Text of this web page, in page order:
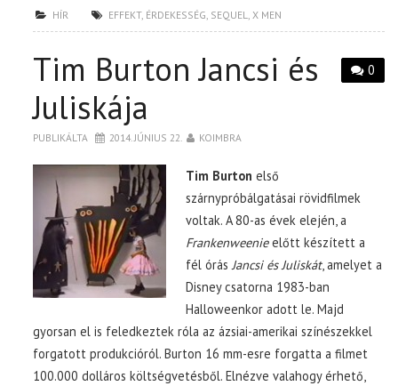
HÍR EFFEKT, ÉRDEKESSÉG, SEQUEL,X MEN
0
Tim Burton Jancsi és
Juliskája
PUBLIKÁLTA 2014. JÚNIUS 22. KOIMBRA
Tim Burton első
szárnypróbálgatásai rövidfilmek
voltak. A 80-as évek elején, a
Frankenweenieelőtt készített a
fél órásJancsi és Juliskát, amelyet a
Disney csatorna 1983-ban
Halloweenkor adott le. Majd
gyorsan el is feledkeztek róla az ázsiai-amerikai színészekkel
forgatott produkcióról. Burton 16 mm-esre forgatta a filmet
100.000 dolláros költségvetésből. Elnézve valahogy érhető,